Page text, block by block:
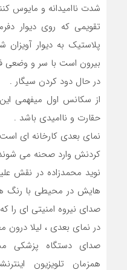
شدت ناامیدانه و مایوس
تقویمی که روی دیوار
پلاستیک به دیوار
بیرون است با سر و وضعی
در حال دود کردن سیگار .
از سکانس اول میفهمی
حقارت و ناامیدی باشد .
نمای بعدی کارخانه ای
کردنش وارد صحنه می
نوید محمدزاده در نقش
هایش در محیطی با رنگ
صدای نیروه امنیتی ای را
در نمای بعدی ، لیلا
صدای دستگاه پزشکی
همزمان تلویزیون